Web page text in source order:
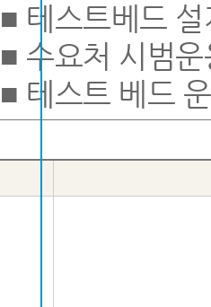
■ 테스트베드
■ 수요처 시범
■ 테스트 베드